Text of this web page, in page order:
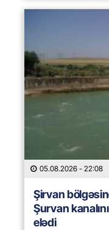
05.08.2026 - 22:08
Şirvan
Şurvan
elədi